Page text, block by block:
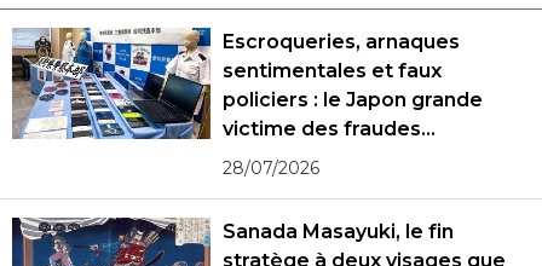
Escroqueries, arnaques
sentimentales et faux
policiers : le Japon grande
victime des fraudes
spécialisées
28/07/2026
Sanada Masayuki, le fin
stratège à deux visages que